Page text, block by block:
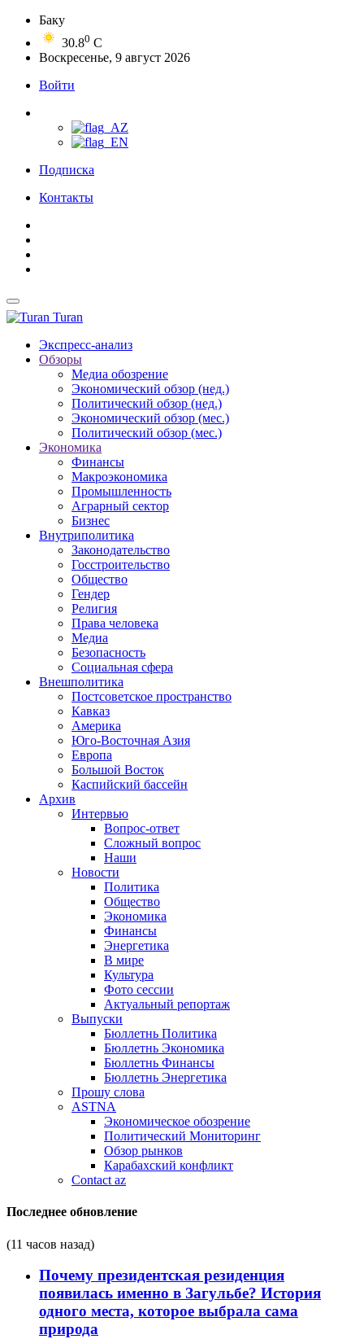
Баку
30.80 C
Воскресенье, 9 август 2026
Войти
Подписка
Контакты
Turan
Экспресс-анализ
Обзоры
Медиа обозрение
Экономический обзор (нед.)
Политический обзор (нед.)
Экономический обзор (мес.)
Политический обзор (мес.)
Экономика
Финансы
Макроэкономика
Промышленность
Аграрный сектор
Бизнес
Внутриполитика
Законодательство
Госстроительство
Общество
Гендер
Религия
Права человека
Медиа
Безопасность
Социальная сфера
Внешполитика
Постсоветское пространство
Кавказ
Америка
Юго-Восточная Азия
Европа
Большой Восток
Каспийский бассейн
Архив
Интервью
Вопрос-ответ
Сложный вопрос
Наши
Новости
Политика
Общество
Экономика
Финансы
Энергетика
В мире
Культура
Фото сессии
Актуальный репортаж
Выпуски
Бюллетнь Политика
Бюллетнь Экономика
Бюллетнь Финансы
Бюллетнь Энергетика
Прошу слова
ASTNA
Экономическое обозрение
Политический Мониторинг
Обзор рынков
Карабахский конфликт
Contact az
Последнее обновление
(11 часов назад)
Почему президентская резиденция
появилась именно в Загульбе? История
одного места, которое выбрала сама
природа